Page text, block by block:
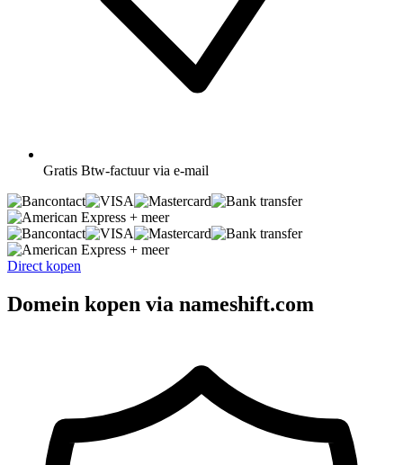
Gratis Btw-factuur via e-mail
+ meer
+ meer
Direct kopen
Domein kopen via nameshift.com